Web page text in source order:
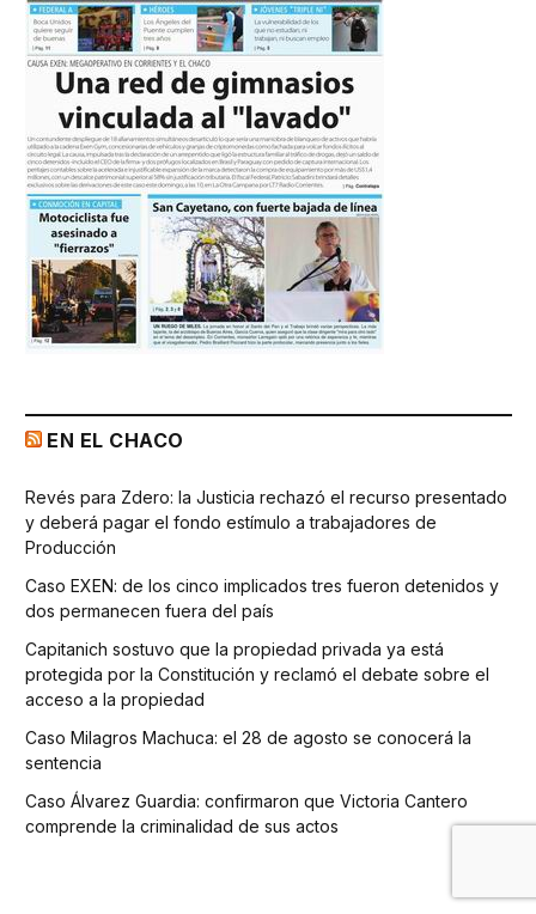
EN EL CHACO
Revés para Zdero: la Justicia rechazó el recurso presentado
y deberá pagar el fondo estímulo a trabajadores de
Producción
Caso EXEN: de los cinco implicados tres fueron detenidos y
dos permanecen fuera del país
Capitanich sostuvo que la propiedad privada ya está
protegida por la Constitución y reclamó el debate sobre el
acceso a la propiedad
Caso Milagros Machuca: el 28 de agosto se conocerá la
sentencia
Caso Álvarez Guardia: confirmaron que Victoria Cantero
comprende la criminalidad de sus actos